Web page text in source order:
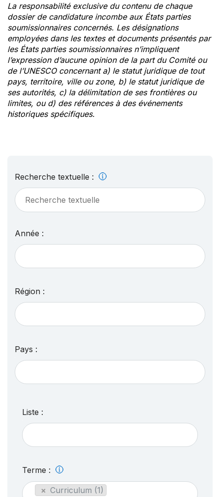
La responsabilité exclusive du contenu de chaque
dossier de candidature incombe aux États parties
soumissionnaires concernés. Les désignations
employées dans les textes et documents présentés par
les États parties soumissionnaires n’impliquent
l’expression d’aucune opinion de la part du Comité ou
de l’UNESCO concernant a) le statut juridique de tout
pays, territoire, ville ou zone, b) le statut juridique de
ses autorités, c) la délimitation de ses frontières ou
limites, ou d) des références à des événements
historiques spécifiques.
Recherche textuelle :
Année :
Région :
Pays :
Liste :
Terme :
× Curriculum (1)